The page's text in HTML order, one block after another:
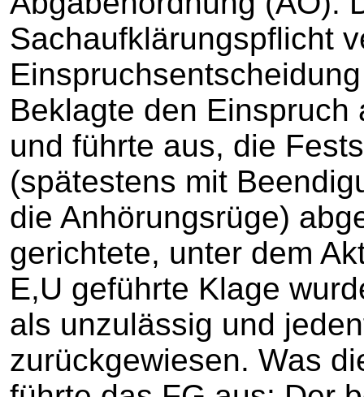
Sachaufklärungspflicht
Beklagte den
und führte aus, die
(spätestens mit
die Anhörungsrüge)
gerichtete, unter dem
E,U geführte Klage
als unzulässig und
zurückgewiesen. Was